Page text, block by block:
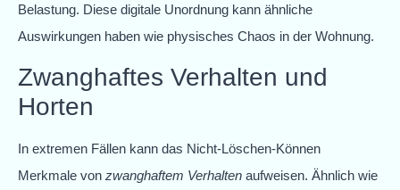
Belastung. Diese digitale Unordnung kann ähnliche
Auswirkungen haben wie physisches Chaos in der Wohnung.
Zwanghaftes Verhalten und
Horten
In extremen Fällen kann das Nicht-Löschen-Können
Merkmale von zwanghaftem Verhalten aufweisen. Ähnlich wie